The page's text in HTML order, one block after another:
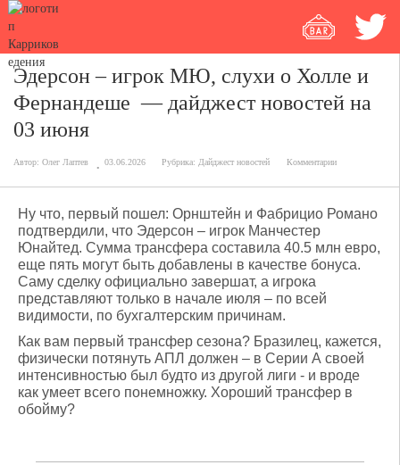
Эдерсон – игрок МЮ, слухи о Холле и
Фернандеше — дайджест новостей на
03 июня
Автор: Олег Лаптев 03.06.2026 Рубрика: Дайджест новостей Комментарии
Ну что, первый пошел: Орнштейн и Фабрицио Романо
подтвердили, что Эдерсон – игрок Манчестер
Юнайтед. Сумма трансфера составила 40.5 млн евро,
еще пять могут быть добавлены в качестве бонуса.
Саму сделку официально завершат, а игрока
представляют только в начале июля – по всей
видимости, по бухгалтерским причинам.
Как вам первый трансфер сезона? Бразилец, кажется,
физически потянуть АПЛ должен – в Серии А своей
интенсивностью был будто из другой лиги - и вроде
как умеет всего понемножку. Хороший трансфер в
обойму?